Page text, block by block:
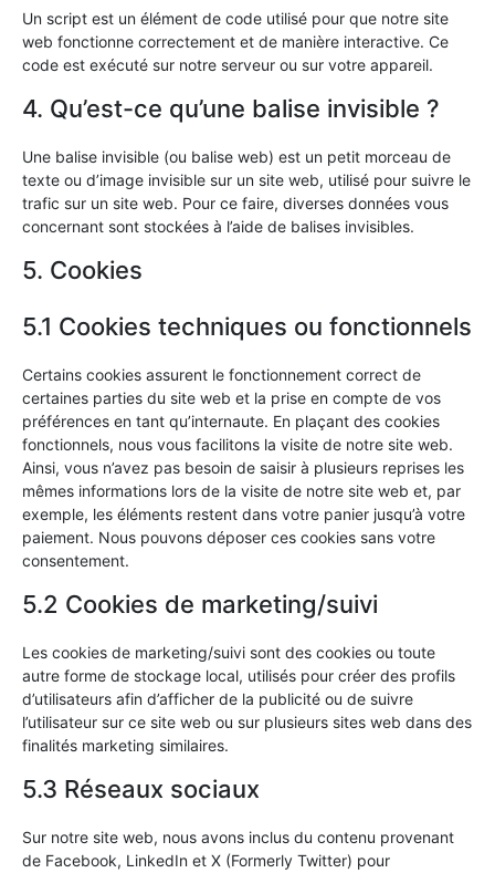
Un script est un élément de code utilisé pour que notre site
web fonctionne correctement et de manière interactive. Ce
code est exécuté sur notre serveur ou sur votre appareil.
4. Qu’est-ce qu’une balise invisible ?
Une balise invisible (ou balise web) est un petit morceau de
texte ou d’image invisible sur un site web, utilisé pour suivre le
trafic sur un site web. Pour ce faire, diverses données vous
concernant sont stockées à l’aide de balises invisibles.
5. Cookies
5.1 Cookies techniques ou fonctionnels
Certains cookies assurent le fonctionnement correct de
certaines parties du site web et la prise en compte de vos
préférences en tant qu’internaute. En plaçant des cookies
fonctionnels, nous vous facilitons la visite de notre site web.
Ainsi, vous n’avez pas besoin de saisir à plusieurs reprises les
mêmes informations lors de la visite de notre site web et, par
exemple, les éléments restent dans votre panier jusqu’à votre
paiement. Nous pouvons déposer ces cookies sans votre
consentement.
5.2 Cookies de marketing/suivi
Les cookies de marketing/suivi sont des cookies ou toute
autre forme de stockage local, utilisés pour créer des profils
d’utilisateurs afin d’afficher de la publicité ou de suivre
l’utilisateur sur ce site web ou sur plusieurs sites web dans des
finalités marketing similaires.
5.3 Réseaux sociaux
Sur notre site web, nous avons inclus du contenu provenant
de Facebook, LinkedIn et X (Formerly Twitter) pour